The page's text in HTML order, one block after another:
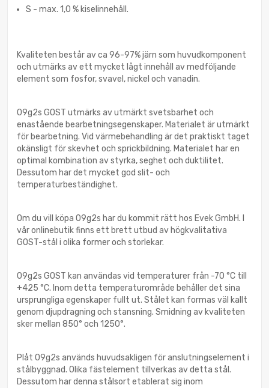
S - max. 1,0 % kiselinnehåll.
Kvaliteten består av ca 96-97% järn som huvudkomponent
och utmärks av ett mycket lågt innehåll av medföljande
element som fosfor, svavel, nickel och vanadin.
09g2s GOST utmärks av utmärkt svetsbarhet och
enastående bearbetningsegenskaper. Materialet är utmärkt
för bearbetning. Vid värmebehandling är det praktiskt taget
okänsligt för skevhet och sprickbildning. Materialet har en
optimal kombination av styrka, seghet och duktilitet.
Dessutom har det mycket god slit- och
temperaturbeständighet.
Om du vill köpa 09g2s har du kommit rätt hos Evek GmbH. I
vår onlinebutik finns ett brett utbud av högkvalitativa
GOST-stål i olika former och storlekar.
09g2s GOST kan användas vid temperaturer från -70 °C till
+425 °C. Inom detta temperaturområde behåller det sina
ursprungliga egenskaper fullt ut. Stålet kan formas väl kallt
genom djupdragning och stansning. Smidning av kvaliteten
sker mellan 850° och 1250°.
Plåt 09g2s används huvudsakligen för anslutningselement i
stålbyggnad. Olika fästelement tillverkas av detta stål.
Dessutom har denna stålsort etablerat sig inom